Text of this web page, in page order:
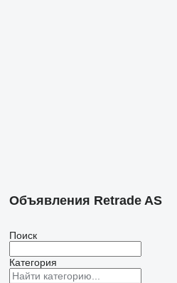
Объявления Retrade AS
Поиск
Категория